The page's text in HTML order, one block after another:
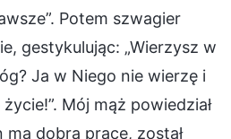
Potem szwagier
gestykulując: „Wierzysz w
Ja w Niego nie wierzę i
Mój mąż powiedział
ma dobrą pracę, został